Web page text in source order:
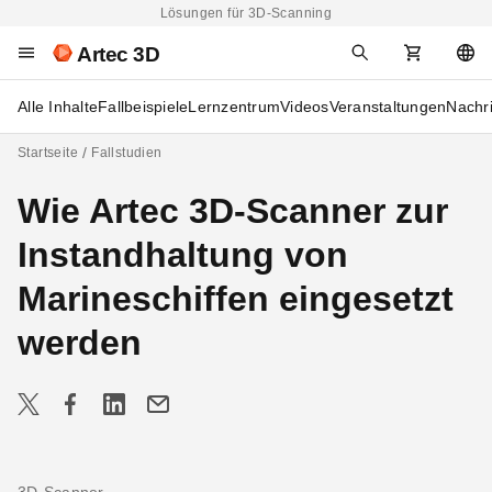
Lösungen für 3D-Scanning
Artec 3D
Alle InhalteFallbeispieleLernzentrumVideosVeranstaltungen
Startseite Fallstudien
Wie Artec 3D-Scanner zur
Instandhaltung von
Marineschiffen eingesetzt
werden